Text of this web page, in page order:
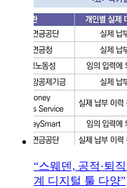
“스웨덴, 공적·퇴
계 디지털 툴 다양”